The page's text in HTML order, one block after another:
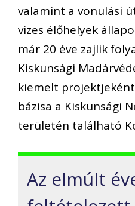
valamint a vonulási
vizes élőhelyek
már 20 éve zajlik
Kiskunsági
kiemelt
bázisa a Kiskunsági
területén található
Az elmúlt